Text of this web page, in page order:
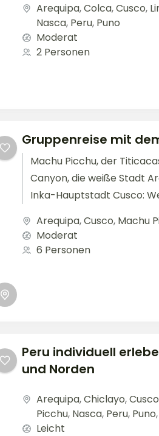
Ballestas Inseln, mysteriöse
Arequipa,Colca,Cusco,
Nasca, Peru, Puno
Moderat
2 Personen
Gruppenreise mit
Machu Picchu, der
Canyon, die weiße Stadt
Inka-Hauptstadt Cusco:
Arequipa,Cusco, Machu
Moderat
6 Personen
Peru individuell
und Norden
Arequipa,Chiclayo,Cusco
Picchu, Nasca, Peru, Puno,
Leicht